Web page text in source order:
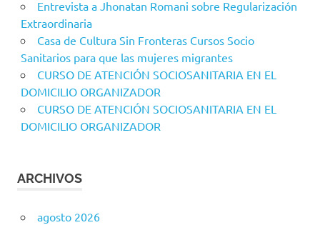
Entrevista a Jhonatan Romani sobre Regularización
Extraordinaria
Casa de Cultura Sin Fronteras Cursos Socio
Sanitarios para que las mujeres migrantes
CURSO DE ATENCIÓN SOCIOSANITARIA EN EL
DOMICILIO ORGANIZADOR
CURSO DE ATENCIÓN SOCIOSANITARIA EN EL
DOMICILIO ORGANIZADOR
ARCHIVOS
agosto 2026